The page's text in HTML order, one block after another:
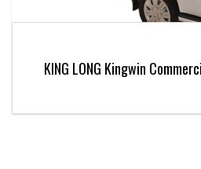
KING LONG Kingwin